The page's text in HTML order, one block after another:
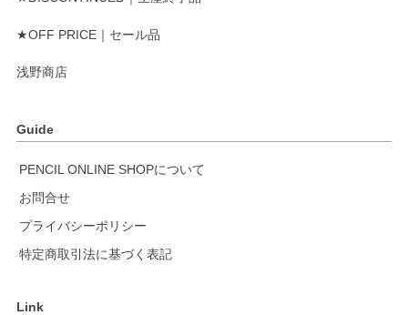
★OFF PRICE｜セール品
浅野商店
Guide
PENCIL ONLINE SHOPについて
お問合せ
プライバシーポリシー
特定商取引法に基づく表記
Link